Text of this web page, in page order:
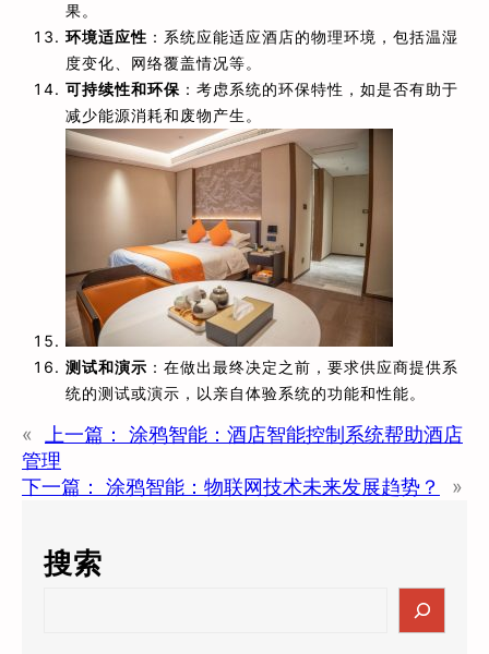
果。
环境适应性 ：系统应能适应酒店的物理环境，包括温湿
度变化、网络覆盖情况等。
可持续性和环保 ：考虑系统的环保特性，如是否有助于
减少能源消耗和废物产生。
测试和演示 ：在做出最终决定之前，要求供应商提供系
统的测试或演示，以亲自体验系统的功能和性能。
« 上一篇：
涂鸦智能：酒店智能控制系统帮助酒店
管理
下一篇：
涂鸦智能：物联网技术未来发展趋势？ »
搜索